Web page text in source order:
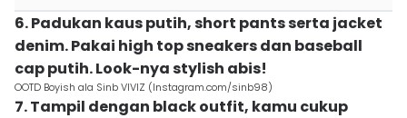
6. Padukan kaus putih, short pants serta jacket
denim. Pakai high top sneakers dan baseball
cap putih. Look-nya stylish abis!
OOTD Boyish ala Sinb VIVIZ (Instagram.com/sinb98)
7. Tampil dengan black outfit, kamu cukup